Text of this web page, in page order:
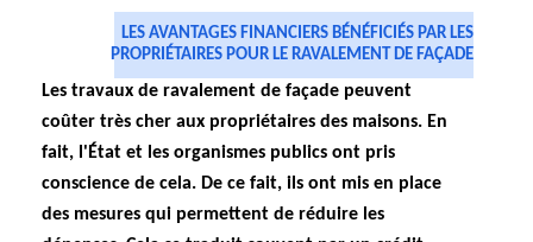
LES AVANTAGES FINANCIERS BÉNÉFICIÉS PAR LES
PROPRIÉTAIRES POUR LE RAVALEMENT DE FAÇADE
Les travaux de ravalement de façade peuvent
coûter très cher aux propriétaires des maisons. En
fait, l'État et les organismes publics ont pris
conscience de cela. De ce fait, ils ont mis en place
des mesures qui permettent de réduire les